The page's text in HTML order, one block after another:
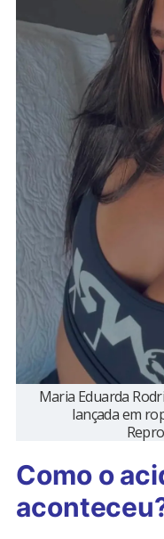
Maria Eduarda
lançada em
Como o